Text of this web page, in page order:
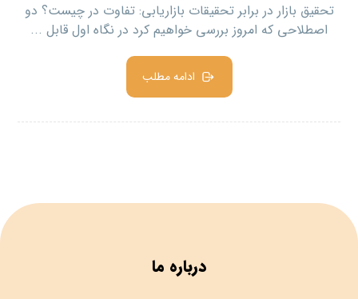
تحقیق بازار در برابر تحقیقات بازاریابی: تفاوت در چیست؟ دو
اصطلاحی که امروز بررسی خواهیم کرد در نگاه اول قابل ...
ادامه مطلب
درباره ما